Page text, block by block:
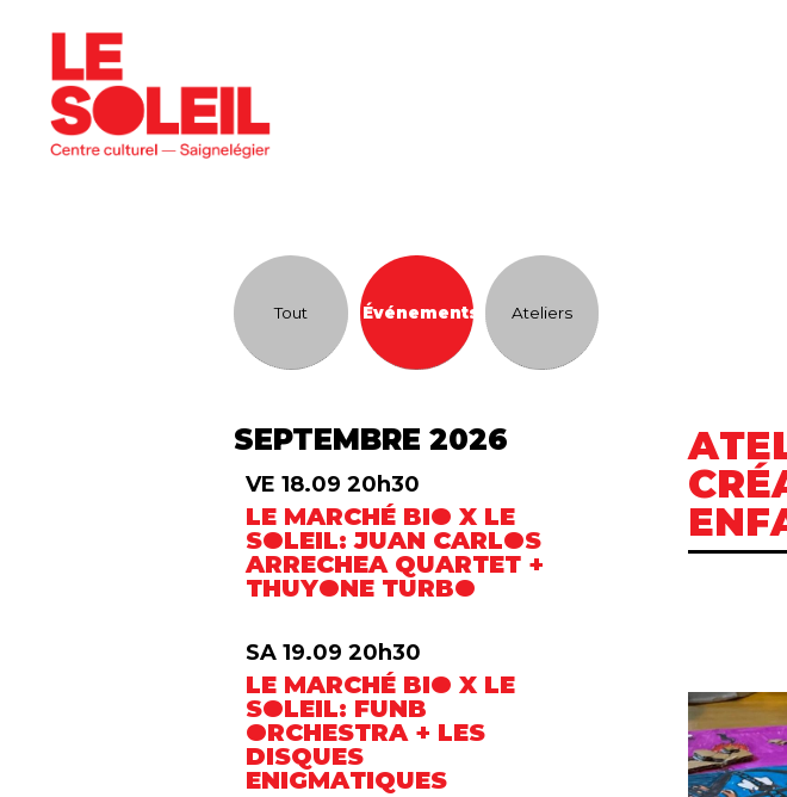
Tout Événements Ateliers
SEPTEMBRE 2026
VE 18.09 20h30
LE MARCHÉ BIO X LE
SOLEIL: JUAN CARLOS
ARRECHEA QUARTET +
THUYONE TURBO
SA 19.09 20h30
LE MARCHÉ BIO X LE
SOLEIL: FUNB
ORCHESTRA + LES
DISQUES
ENIGMATIQUES